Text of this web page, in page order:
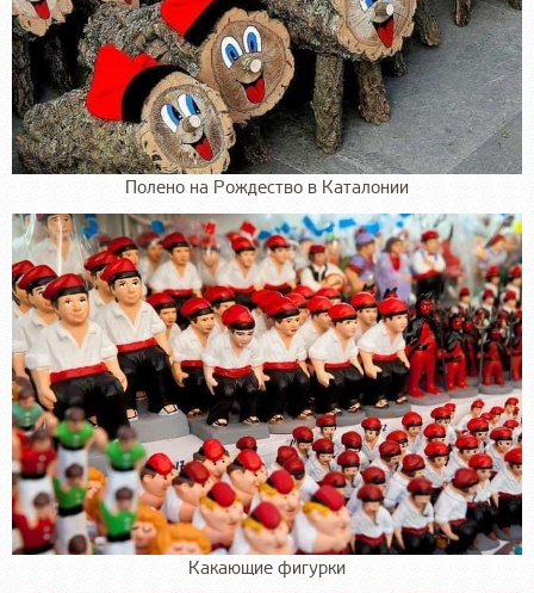
Полено на Рождество в Каталонии
Какающие фигурки